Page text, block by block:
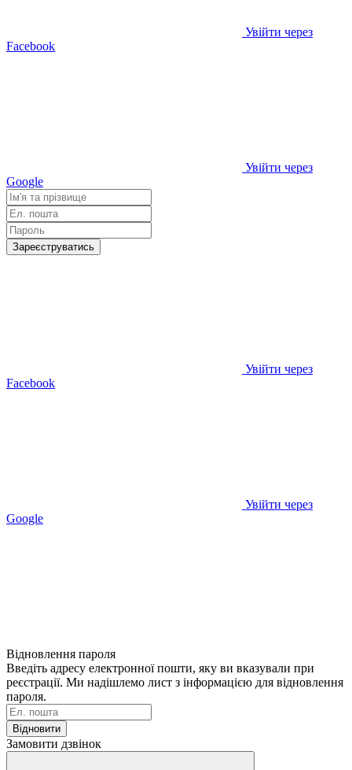
Увійти через
Facebook
Увійти через
Google
Зареєструватись
Увійти через
Facebook
Увійти через
Google
Відновлення пароля
Введіть адресу електронної пошти, яку ви вказували при
реєстрації. Ми надішлемо лист з інформацією для відновлення
пароля.
Відновити
Замовити дзвінок